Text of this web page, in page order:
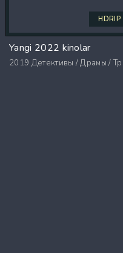
HDRIP
Yangi 2022 kinolar
2019 Детективы / Драмы / Триллеры / Ужасы